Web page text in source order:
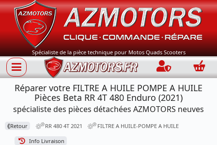
Spécialiste de la pièce technique pour Motos Quads Scooters
Connection
Réparer votre FILTRE A HUILE POMPE A HUILE
Pièces Beta RR 4T 480 Enduro (2021)
spécialiste des pièces détachées AZMOTORS neuves
⟪Retour RR 480 4T 2021 FILTRE A HUILE-POMPE A HUILE
Info Livraison